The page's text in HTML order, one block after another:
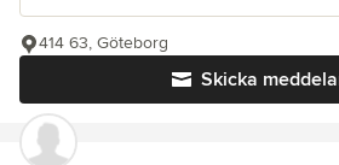
Skicka
414 63, Göteborg